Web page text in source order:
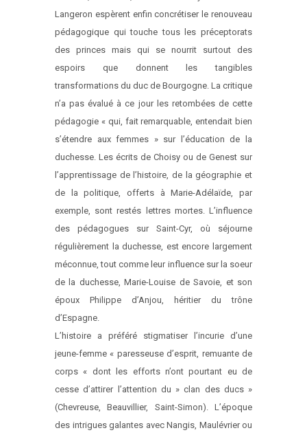
Langeron espèrent enfin concrétiser le renouveau
pédagogique qui touche tous les préceptorats
des princes mais qui se nourrit surtout des
espoirs que donnent les tangibles
transformations du duc de Bourgogne. La critique
n’a pas évalué à ce jour les retombées de cette
pédagogie « qui, fait remarquable, entendait bien
s’étendre aux femmes » sur l’éducation de la
duchesse. Les écrits de Choisy ou de Genest sur
l’apprentissage de l’histoire, de la géographie et
de la politique, offerts à Marie-Adélaïde, par
exemple, sont restés lettres mortes. L’influence
des pédagogues sur Saint-Cyr, où séjourne
régulièrement la duchesse, est encore largement
méconnue, tout comme leur influence sur la soeur
de la duchesse, Marie-Louise de Savoie, et son
époux Philippe d’Anjou, héritier du trône
d’Espagne.
L’histoire a préféré stigmatiser l’incurie d’une
jeune-femme « paresseuse d’esprit, remuante de
corps « dont les efforts n’ont pourtant eu de
cesse d’attirer l’attention du » clan des ducs »
(Chevreuse, Beauvillier, Saint-Simon). L’époque
des intrigues galantes avec Nangis, Maulévrier ou